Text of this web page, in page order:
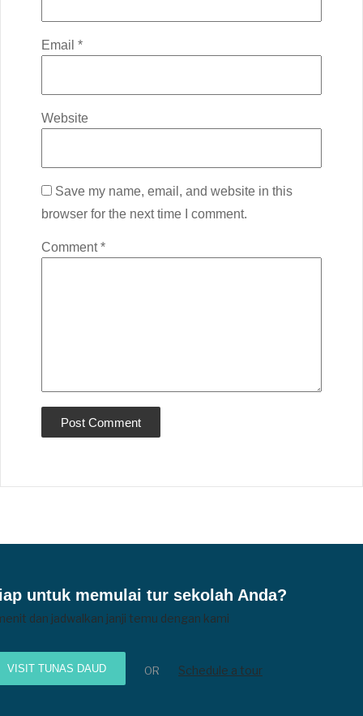
Email *
Website
Save my name, email, and website in this
browser for the next time I comment.
Comment*
untuk memulai tur sekolah Anda?
dan jadwalkan janji temu dengan kami
VISIT TUNAS DAUD OR Schedule a tour